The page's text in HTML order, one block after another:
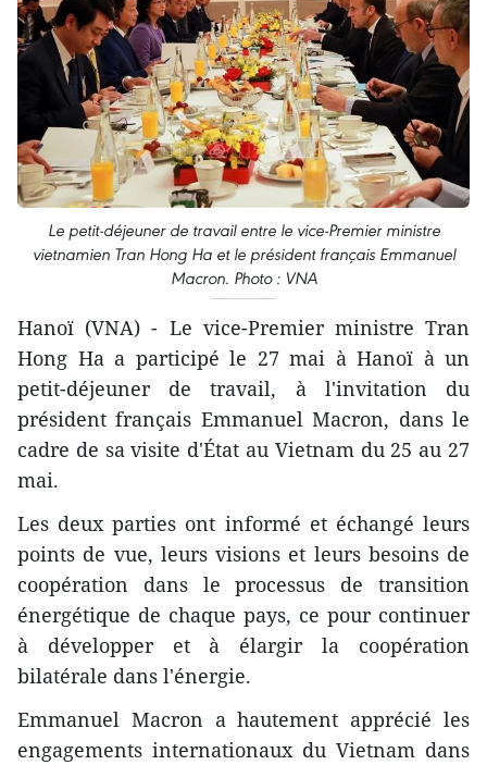
Le petit-déjeuner de travail entre le vice-Premier ministre
vietnamien Tran Hong Ha et le président français Emmanuel
Macron. Photo : VNA
Hanoï (VNA) - Le vice-Premier ministre Tran
Hong Ha a participé le 27 mai à Hanoï à un
petit-déjeuner de travail, à l'invitation du
président français Emmanuel Macron, dans le
cadre de sa visite d'État au Vietnam du 25 au 27
mai.
Les deux parties ont informé et échangé leurs
points de vue, leurs visions et leurs besoins de
coopération dans le processus de transition
énergétique de chaque pays, ce pour continuer
à développer et à élargir la coopération
bilatérale dans l'énergie.
Emmanuel Macron a hautement apprécié les
engagements internationaux du Vietnam dans